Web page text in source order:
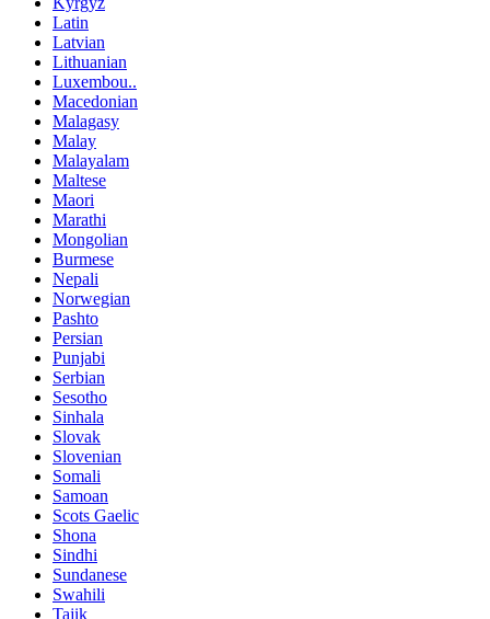
Latin
Latvian
Lithuanian
Luxembou..
Macedonian
Malagasy
Malay
Malayalam
Maltese
Maori
Marathi
Mongolian
Burmese
Nepali
Norwegian
Pashto
Persian
Punjabi
Serbian
Sesotho
Sinhala
Slovak
Slovenian
Somali
Samoan
Scots Gaelic
Shona
Sindhi
Sundanese
Swahili
Tajik